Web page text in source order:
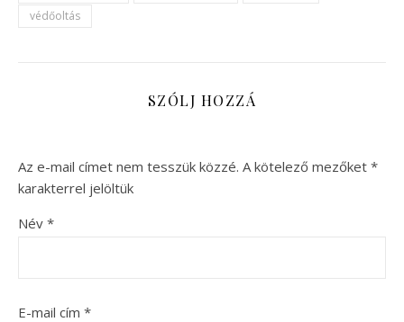
védőoltás
SZÓLJ HOZZÁ
Az e-mail címet nem tesszük közzé. A kötelező mezőket *
karakterrel jelöltük
Név *
E-mail cím *